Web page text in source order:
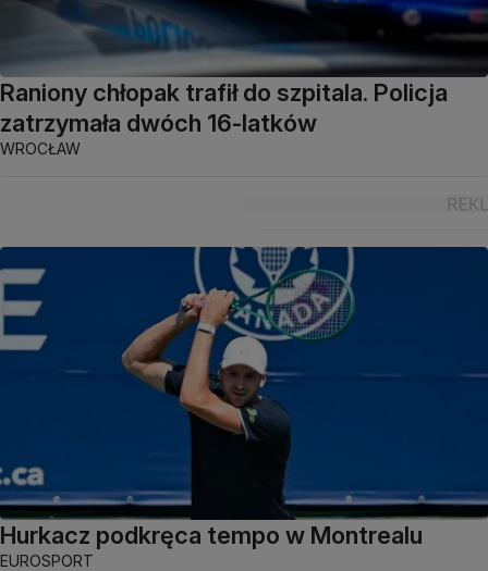
Raniony chłopak trafił do szpitala. Policja
zatrzymała dwóch 16-latków
WROCŁAW
Hurkacz podkręca tempo w Montrealu
EUROSPORT